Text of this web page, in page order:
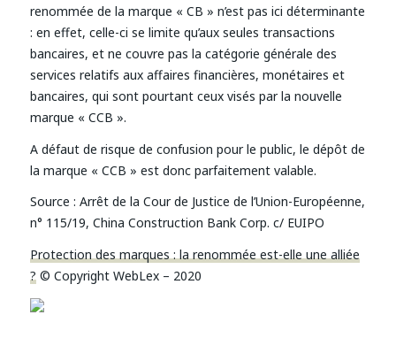
renommée de la marque « CB » n’est pas ici déterminante
: en effet, celle-ci se limite qu’aux seules transactions
bancaires, et ne couvre pas la catégorie générale des
services relatifs aux affaires financières, monétaires et
bancaires, qui sont pourtant ceux visés par la nouvelle
marque « CCB ».
A défaut de risque de confusion pour le public, le dépôt de
la marque « CCB » est donc parfaitement valable.
Source : Arrêt de la Cour de Justice de l’Union-Européenne,
n° 115/19, China Construction Bank Corp. c/ EUIPO
Protection des marques : la renommée est-elle une alliée
?© Copyright WebLex – 2020